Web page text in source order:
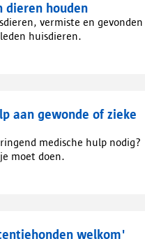
dieren houden
vermiste en gevonden
huisdieren.
aan gewonde of zieke
medische hulp nodig?
moet doen.
welkom'